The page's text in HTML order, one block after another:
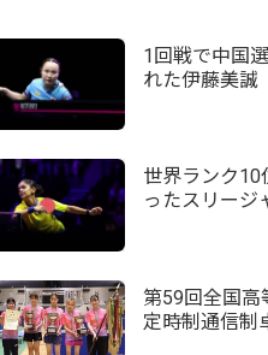
1回戦で中国
れた伊藤美誠
チャンピオン
2026＞
世界ランク10
ったスリージ
WTTチャンピ
横浜2026＞
第59回全国高
定時制通信制